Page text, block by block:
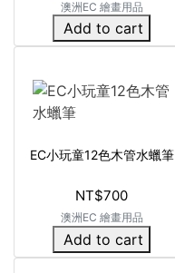
澳洲EC 繪畫用品
Add to cart
EC小玩童12色木管水蠟筆
NT$700
澳洲EC 繪畫用品
Add to cart